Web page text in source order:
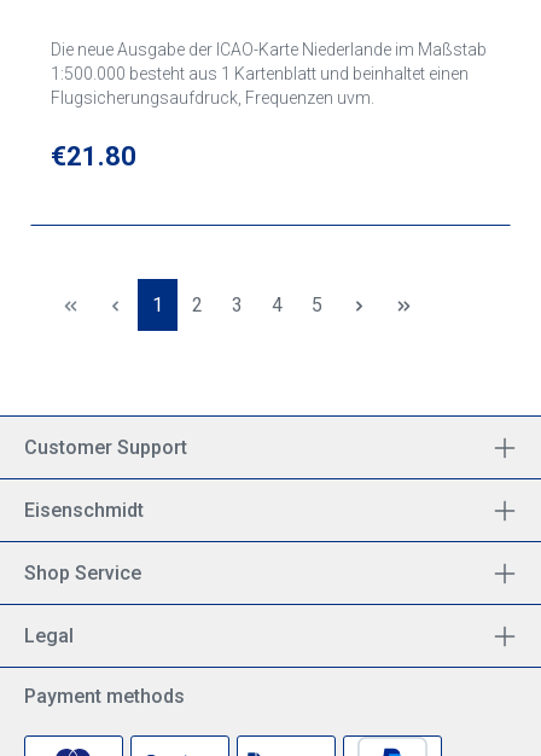
Die neue Ausgabe der ICAO-Karte Niederlande im Maßstab
1:500.000 besteht aus 1 Kartenblatt und beinhaltet einen
Flugsicherungsaufdruck, Frequenzen uvm.
Regular price:
€21.80
Page
1 Page
2 Page
3 Page
4 Page
5
Customer Support
Eisenschmidt
Shop Service
Legal
Payment methods